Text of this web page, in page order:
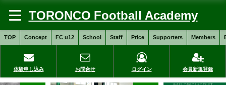
TORONCO Football Academy
TOP Concept FC u12 School Staff Price Supporters Members
体験申し込み お問合せ ログイン 会員新規登録